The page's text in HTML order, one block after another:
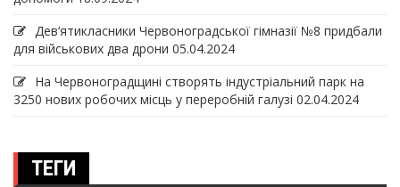
Дев‘ятикласники Червоноградської гімназії №8 придбали
для військових два дрони 05.04.2024
На Червоноградщині створять індустріальний парк на
3250 нових робочих місць у переробній галузі 02.04.2024
ТЕГИ